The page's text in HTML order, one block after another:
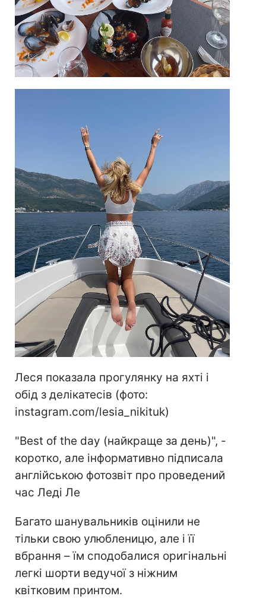
Леся показала прогулянку на яхті і
обід з делікатесів (фото:
instagram.com/lesia_nikituk)
"Best of the day (найкраще за день)", -
коротко, але інформативно підписала
англійською фотозвіт про проведений
час Леді Ле
Багато шанувальників оцінили не
тільки свою улюбленицю, але і її
вбрання – їм сподобалися оригінальні
легкі шорти ведучої з ніжним
квітковим принтом.